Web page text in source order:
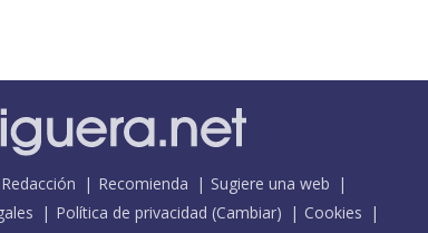
Redacción Recomienda
Sugiere una web
Política de privacidad (Cambiar)
Cookies